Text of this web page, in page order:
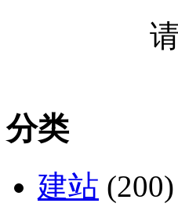
分类
建站 (200)